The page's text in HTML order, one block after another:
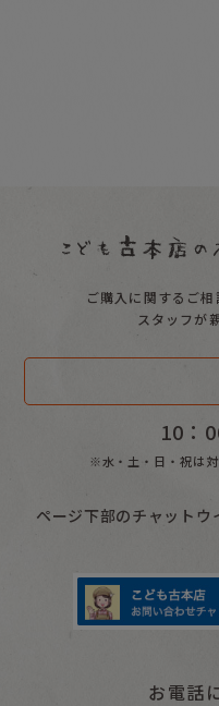
ご購入に関するご相
スタッフが
10：
※水・土・日・祝は対
ページ下部のチャットウ
お電話